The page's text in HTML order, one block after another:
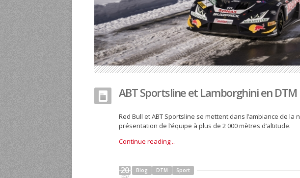
ABT Sportsline et Lamborghini en DTM
Red Bull et ABT Sportsline se mettent dans l’ambiance de la
présentation de l’équipe à plus de 2 000 mètres d’altitude.
Continue reading ..
20 Blog DTM Sport